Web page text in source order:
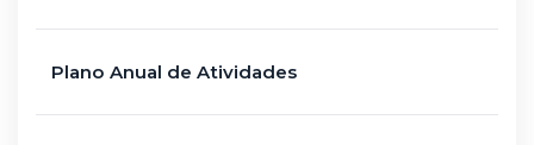
Plano Anual de Atividades